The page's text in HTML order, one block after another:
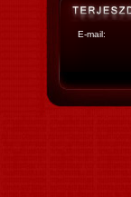
E-mail: